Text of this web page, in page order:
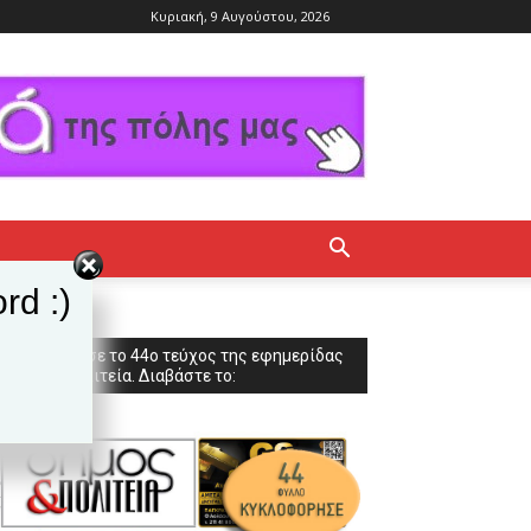
Κυριακή, 9 Αυγούστου, 2026
Κυκλοφόρησε το 44ο τεύχος της εφημερίδας
Δήμος & Πολιτεία. Διαβάστε το:
:)